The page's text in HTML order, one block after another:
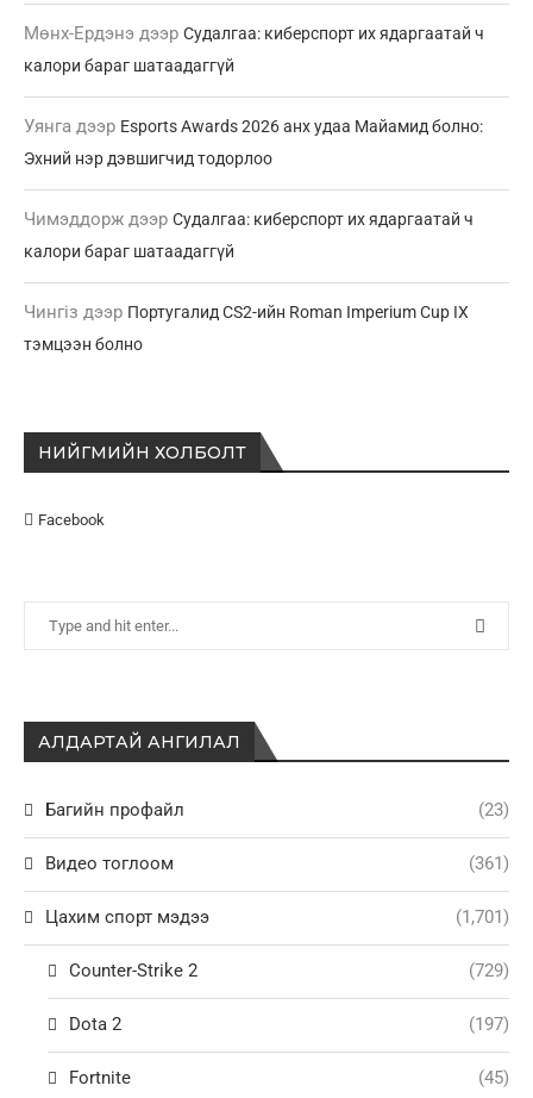
Мөнх-Ердэнэ дээр Судалгаа: киберспорт их ядаргаатай ч
калори бараг шатаадаггүй
Уянга дээр Esports Awards 2026 анх удаа Майамид болно:
Эхний нэр дэвшигчид тодорлоо
Чимэддорж дээр Судалгаа: киберспорт их ядаргаатай ч
калори бараг шатаадаггүй
Чингіз дээр Португалид CS2-ийн Roman Imperium Cup IX
тэмцээн болно
НИЙГМИЙН ХОЛБОЛТ
Facebook
АЛДАРТАЙ АНГИЛАЛ
Багийн профайл (23)
Видео тоглоом (361)
Цахим спорт мэдээ (1,701)
Counter-Strike 2 (729)
Dota 2 (197)
Fortnite (45)